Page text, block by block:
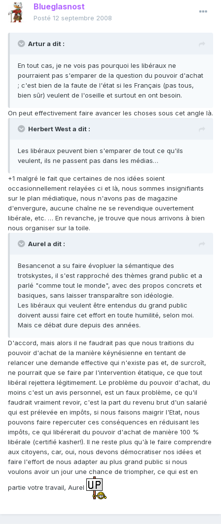
Blueglasnost
Posté 12 septembre 2008
Artur a dit :
En tout cas, je ne vois pas pourquoi les libéraux ne
pourraient pas s'emparer de la question du pouvoir d'achat
; c'est bien de la faute de l'état si les Français (pas tous,
bien sûr) veulent de l'oseille et surtout en ont besoin.
On peut effectivement faire avancer les choses sous cet angle là.
Herbert West a dit :
Les libéraux peuvent bien s'emparer de tout ce qu'ils
veulent, ils ne passent pas dans les médias…
+1 malgré le fait que certaines de nos idées soient
occasionnellement relayées ci et là, nous sommes insignifiants
sur le plan médiatique, nous n'avons pas de magazine
d'envergure, aucune chaîne ne se revendique ouvertement
libérale, etc. … En revanche, je trouve que nous arrivons à bien
nous organiser sur la toile.
Aurel a dit :
Besancenot a su faire évopluer la sémantique des
trotskystes, il s'est rapproché des thèmes grand public et a
parlé "comme tout le monde", avec des propos concrets et
basiques, sans laisser transparaître son idéologie.
Les libéraux qui veulent être entendus du grand public
doivent aussi faire cet effort en toute humilité, selon moi.
Mais ce débat dure depuis des années.
D'accord, mais alors il ne faudrait pas que nous traitions du
pouvoir d'achat de la manière kéynésienne en tentant de
relancer une demande effective qui n'existe pas et, de surcroît,
ne pourrait que se faire par l'intervention étatique, ce que tout
libéral rejettera légitimement. Le problème du pouvoir d'achat, du
moins c'est un avis personnel, est un faux problème, ce qu'il
faudrait vraiment revoir, c'est la part du revenu brut d'un salarié
qui est prélevée en impôts, si nous faisons maigrir l'Etat, nous
pouvons faire repercuter ces conséquences en réduisant les
impôts, ce qui libérerait du pouvoir d'achat de manière 100 %
libérale (certifié kasher!). Il ne reste plus qu'à le faire comprendre
aux citoyens, car, oui, nous devons démocratiser nos idées et
faire l'effort de nous adapter au plus grand public si nous
voulons avoir un jour une chance de triompher, ce qui est en
partie votre travail, Aurel